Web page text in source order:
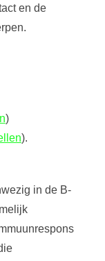
en de
)
).
in de B-